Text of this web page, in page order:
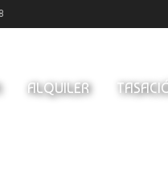
ALQUILER